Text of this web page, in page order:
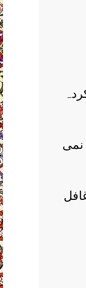
نمی